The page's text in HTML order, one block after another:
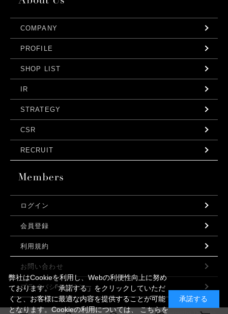
COMPANY
PROFILE
SHOP LIST
IR
STRATEGY
CSR
RECRUIT
ログイン
会員登録
利用規約
お問い合わせ
プライバシーポリシー
弊社はCookieを利用し、Webの利便性向上に努め
ております。「承諾する」をクリックしていただ
くと、お客様に最適な内容を提供することが可能
となります。Cookieの利用については、こちらを
承諾する